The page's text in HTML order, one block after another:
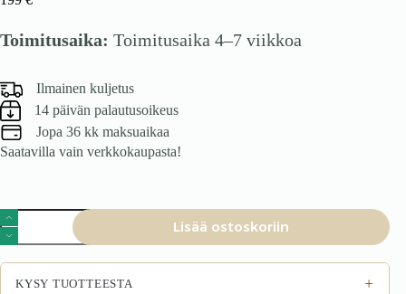
Toimitusaika: Toimitusaika 4–7 viikkoa
Ilmainen kuljetus
14 päivän palautusoikeus
Jopa 36 kk maksuaikaa
Saatavilla vain verkkokaupasta!
VENTO
työpinta
2020
musta
määrä
Lisää ostoskoriin
KYSY TUOTTEESTA +